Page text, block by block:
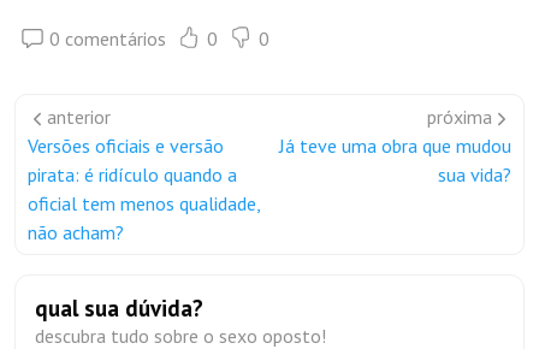
0 comentários 0 0
anterior
Versões oficiais e versão
pirata: é ridículo quando a
oficial tem menos qualidade,
não acham?
próxima
Já teve uma obra que mudou
sua vida?
qual sua dúvida?
descubra tudo sobre o sexo oposto!